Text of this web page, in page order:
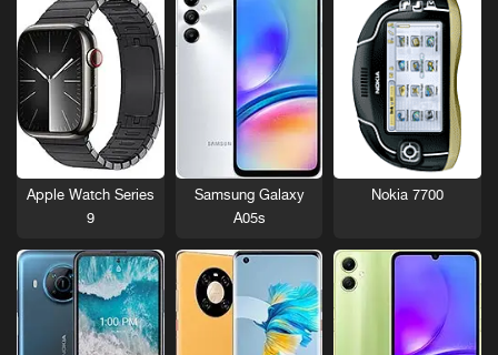
Nokia 7700
Samsung Galaxy
A05s
Apple Watch Series
9